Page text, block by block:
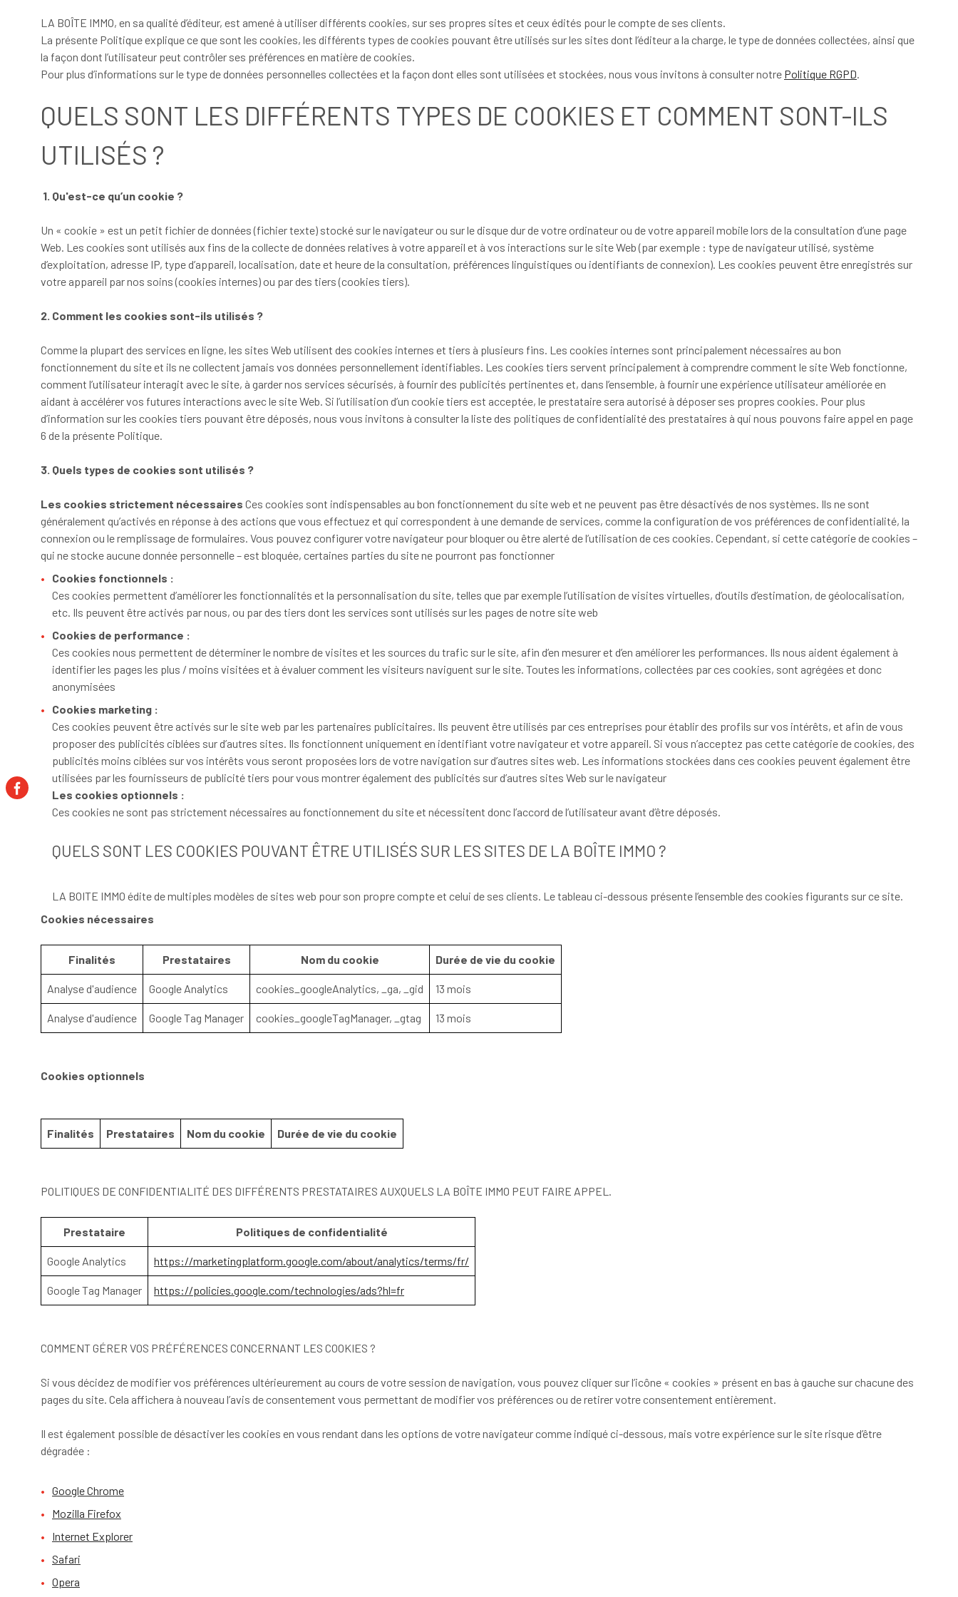
LA BOÎTE IMMO, en sa qualité d’éditeur, est amené à utiliser différents cookies, sur ses propres sites et ceux édités pour le compte de ses clients.
La présente Politique explique ce que sont les cookies, les différents types de cookies pouvant être utilisés sur les sites dont l’éditeur a la charge, le type de données collectées, ainsi que
la façon dont l’utilisateur peut contrôler ses préférences en matière de cookies.
Pour plus d’informations sur le type de données personnelles collectées et la façon dont elles sont utilisées et stockées, nous vous invitons à consulter notre Politique RGPD
QUELS SONT LES DIFFÉRENTS TYPES DE COOKIES ET COMMENT SONT-ILS
UTILISÉS ?
1. Qu'est-ce qu’un cookie ?
Un « cookie » est un petit fichier de données (fichier texte) stocké sur le navigateur ou sur le disque dur de votre ordinateur ou de votre appareil mobile lors de la consultation d’une page
Web. Les cookies sont utilisés aux fins de la collecte de données relatives à votre appareil et à vos interactions sur le site Web (par exemple : type de navigateur utilisé, système
d’exploitation, adresse IP, type d’appareil, localisation, date et heure de la consultation, préférences linguistiques ou identifiants de connexion). Les cookies peuvent être enregistrés sur
votre appareil par nos soins (cookies internes) ou par des tiers (cookies tiers).
2. Comment les cookies sont-ils utilisés ?
Comme la plupart des services en ligne, les sites Web utilisent des cookies internes et tiers à plusieurs fins. Les cookies internes sont principalement nécessaires au bon
fonctionnement du site et ils ne collectent jamais vos données personnellement identifiables. Les cookies tiers servent principalement à comprendre comment le site Web fonctionne,
comment l’utilisateur interagit avec le site, à garder nos services sécurisés, à fournir des publicités pertinentes et, dans l’ensemble, à fournir une expérience utilisateur améliorée en
aidant à accélérer vos futures interactions avec le site Web. Si l’utilisation d’un cookie tiers est acceptée, le prestataire sera autorisé à déposer ses propres cookies. Pour plus
d’information sur les cookies tiers pouvant être déposés, nous vous invitons à consulter la liste des politiques de confidentialité des prestataires à qui nous pouvons faire appel en page
6 de la présente Politique.
3. Quels types de cookies sont utilisés ?
Les cookies strictement nécessaires Ces cookies sont indispensables au bon fonctionnement du site web et ne peuvent pas être désactivés de nos systèmes. Ils ne sont
généralement qu’activés en réponse à des actions que vous effectuez et qui correspondent à une demande de services, comme la configuration de vos préférences de confidentialité, la
connexion ou le remplissage de formulaires. Vous pouvez configurer votre navigateur pour bloquer ou être alerté de l’utilisation de ces cookies. Cependant, si cette catégorie de cookies –
qui ne stocke aucune donnée personnelle – est bloquée, certaines parties du site ne pourront pas fonctionner
Cookies fonctionnels :
Ces cookies permettent d’améliorer les fonctionnalités et la personnalisation du site, telles que par exemple l’utilisation de visites virtuelles, d’outils d’estimation, de géolocalisation,
etc. Ils peuvent être activés par nous, ou par des tiers dont les services sont utilisés sur les pages de notre site web
Cookies de performance :
Ces cookies nous permettent de déterminer le nombre de visites et les sources du trafic sur le site, afin d’en mesurer et d’en améliorer les performances. Ils nous aident également à
identifier les pages les plus / moins visitées et à évaluer comment les visiteurs naviguent sur le site. Toutes les informations, collectées par ces cookies, sont agrégées et donc
anonymisées
Cookies marketing :
Ces cookies peuvent être activés sur le site web par les partenaires publicitaires. Ils peuvent être utilisés par ces entreprises pour établir des profils sur vos intérêts, et afin de vous
proposer des publicités ciblées sur d’autres sites. Ils fonctionnent uniquement en identifiant votre navigateur et votre appareil. Si vous n’acceptez pas cette catégorie de cookies, des
publicités moins ciblées sur vos intérêts vous seront proposées lors de votre navigation sur d’autres sites web. Les informations stockées dans ces cookies peuvent également être
utilisées par les fournisseurs de publicité tiers pour vous montrer également des publicités sur d’autres sites Web sur le navigateur
Les cookies optionnels :
Ces cookies ne sont pas strictement nécessaires au fonctionnement du site et nécessitent donc l’accord de l’utilisateur avant d’être déposés.
QUELS SONT LES COOKIES POUVANT ÊTRE UTILISÉS SUR LES SITES DE LA BOÎTE IMMO ?
LA BOITE IMMO édite de multiples modèles de sites web pour son propre compte et celui de ses clients. Le tableau ci-dessous présente l’ensemble des cookies figurants sur ce site.
Cookies nécessaires
Finalités Prestataires Nom du cookie Durée de vie du cookie
Analyse d'audience Google Analytics cookies_googleAnalytics, _ga, _gid 13 mois
Analyse d'audience Google Tag Manager cookies_googleTagManager, _gtag 13 mois
Cookies optionnels
Finalités Prestataires Nom du cookie Durée de vie du cookie
POLITIQUES DE CONFIDENTIALITÉ DES DIFFÉRENTS PRESTATAIRES AUXQUELS LA BOÎTE IMMO PEUT FAIRE APPEL.
Prestataire Politiques de confidentialité
Google Analytics https://marketingplatform.google.com/about/analytics/terms/fr/
Google Tag Manager https://policies.google.com/technologies/ads?hl=fr
COMMENT GÉRER VOS PRÉFÉRENCES CONCERNANT LES COOKIES ?
Si vous décidez de modifier vos préférences ultérieurement au cours de votre session de navigation, vous pouvez cliquer sur l’icône « cookies » présent en bas à gauche sur chacune des
pages du site. Cela affichera à nouveau l’avis de consentement vous permettant de modifier vos préférences ou de retirer votre consentement entièrement.
Il est également possible de désactiver les cookies en vous rendant dans les options de votre navigateur comme indiqué ci-dessous, mais votre expérience sur le site risque d’être
dégradée :
Google Chrome
Mozilla Firefox
Internet Explorer
Safari
Opera